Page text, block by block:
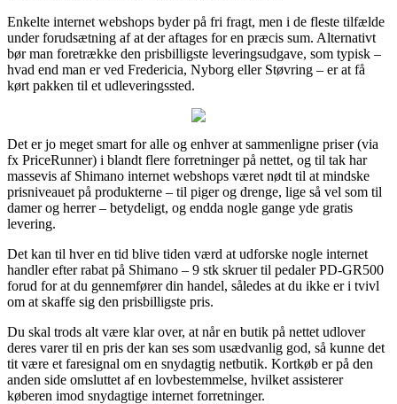
Enkelte internet webshops byder på fri fragt, men i de fleste tilfælde
under forudsætning af at der aftages for en præcis sum. Alternativt
bør man foretrække den prisbilligste leveringsudgave, som typisk –
hvad end man er ved Fredericia, Nyborg eller Støvring – er at få
kørt pakken til et udleveringssted.
Det er jo meget smart for alle og enhver at sammenligne priser (via
fx PriceRunner) i blandt flere forretninger på nettet, og til tak har
massevis af Shimano internet webshops været nødt til at mindske
prisniveauet på produkterne – til piger og drenge, lige så vel som til
damer og herrer – betydeligt, og endda nogle gange yde gratis
levering.
Det kan til hver en tid blive tiden værd at udforske nogle internet
handler efter rabat på Shimano – 9 stk skruer til pedaler PD-GR500
forud for at du gennemfører din handel, således at du ikke er i tvivl
om at skaffe sig den prisbilligste pris.
Du skal trods alt være klar over, at når en butik på nettet udlover
deres varer til en pris der kan ses som usædvanlig god, så kunne det
tit være et faresignal om en snydagtig netbutik. Kortkøb er på den
anden side omsluttet af en lovbestemmelse, hvilket assisterer
køberen imod snydagtige internet forretninger.